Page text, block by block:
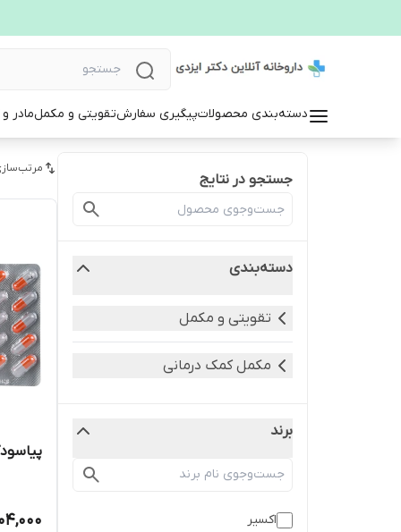
دسته‌بندی محصولاتپیگیری سفارشتقویتی و مکملمادر
جستجو در نتایج
دسته‌بندی
تقویتی و مکمل
مکمل کمک درمانی
برند
اکسیر